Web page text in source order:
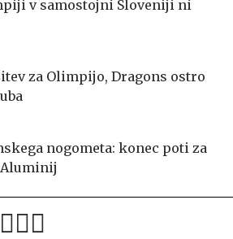
v samostojni Sloveniji ni
za Olimpijo, Dragons ostro
nogometa: konec poti za